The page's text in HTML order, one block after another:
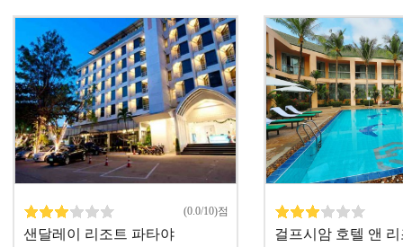
(0.0/10)점
샌달레이 리조트 파타야 걸프시암 호텔 앤